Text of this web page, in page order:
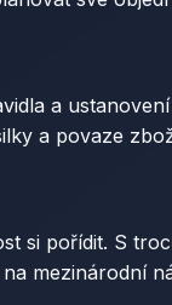
a
a povaze
si pořídit. S
mezinárodní